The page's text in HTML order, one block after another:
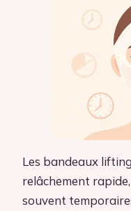
Les bandeaux
relâchement
souvent